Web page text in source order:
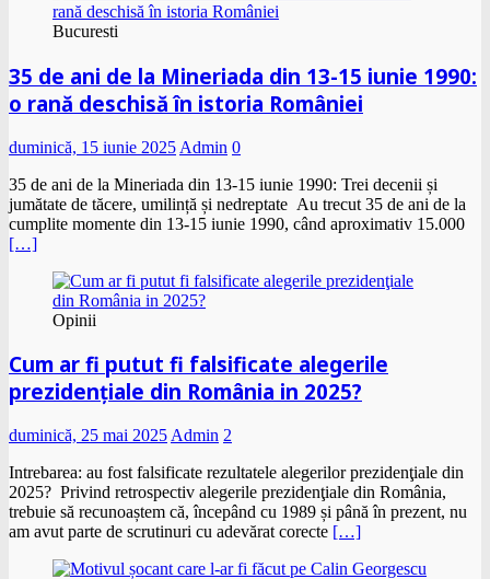
Bucuresti
35 de ani de la Mineriada din 13-15 iunie 1990:
o rană deschisă în istoria României
duminică, 15 iunie 2025 Admin 0
35 de ani de la Mineriada din 13-15 iunie 1990: Trei decenii și
jumătate de tăcere, umilință și nedreptate Au trecut 35 de ani de la
cumplite momente din 13-15 iunie 1990, când aproximativ 15.000
[…]
Opinii
Cum ar fi putut fi falsificate alegerile
prezidenţiale din România in 2025?
duminică, 25 mai 2025 Admin 2
Intrebarea: au fost falsificate rezultatele alegerilor prezidenţiale din
2025? Privind retrospectiv alegerile prezidenţiale din România,
trebuie să recunoaștem că, începând cu 1989 și până în prezent, nu
am avut parte de scrutinuri cu adevărat corecte […]